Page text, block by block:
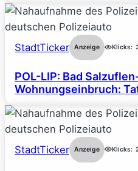
StadtTicker Anzeige Klicks:
POL-LIP: Bad
Wohnungseinbruch:
StadtTicker Anzeige Klicks: